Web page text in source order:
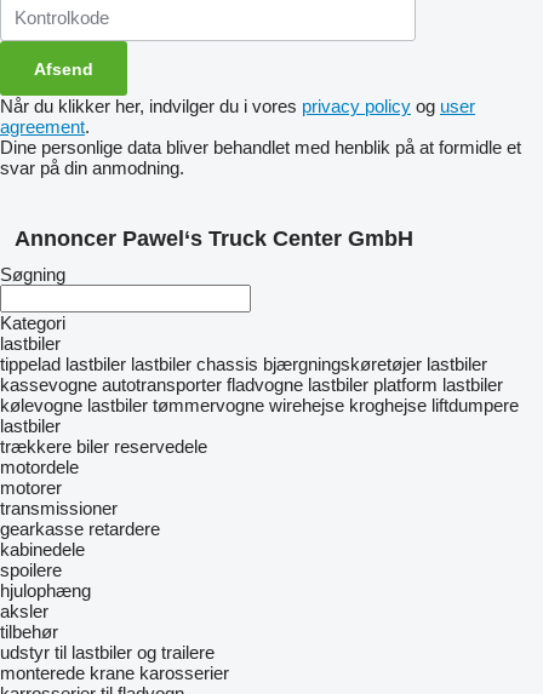
Når du klikker her, indvilger du i vores privacy policy og user
agreement.
Dine personlige data bliver behandlet med henblik på at formidle et
svar på din anmodning.
Annoncer Pawel‘s Truck Center GmbH
Søgning
Kategori
lastbiler
tippelad lastbiler lastbiler chassis bjærgningskøretøjer lastbiler
kassevogne autotransporter fladvogne lastbiler platform lastbiler
kølevogne lastbiler tømmervogne wirehejse kroghejse liftdumpere
lastbiler
trækkere biler reservedele
motordele
motorer
transmissioner
gearkasse retardere
kabinedele
spoilere
hjulophæng
aksler
tilbehør
udstyr til lastbiler og trailere
monterede krane karosserier